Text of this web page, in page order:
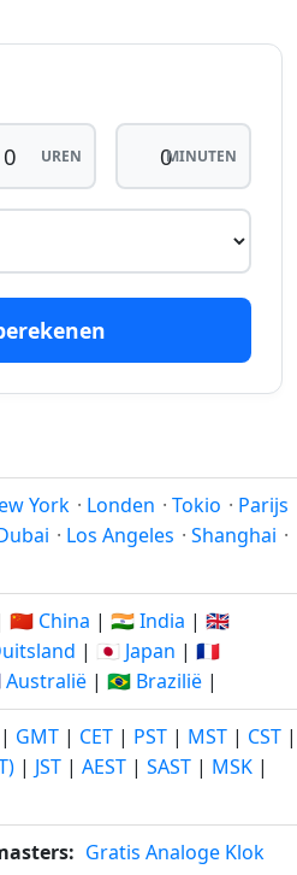
2026
vanaf-nu
26-11-
2026
111
vanaf-nu
112
dagen
vanaf-nu
vanaf-nu
2026
vanaf-nu
2026
115
dagen
01-12-
2026
116
vanaf-nu
UREN MINUTEN
York · Londen · Tokio · Parijs
· Los Angeles · Shanghai ·
🇨🇳 China | 🇮🇳 India | 🇬🇧
| 🇯🇵 Japan | 🇫🇷
Australië | 🇧🇷 Brazilië |
| GMT | CET | PST | MST | CST |
| JST | AEST | SAST | MSK |
Gratis Analoge Klok